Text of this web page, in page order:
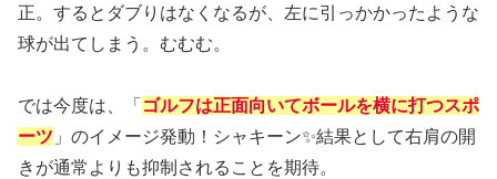
正。するとダブりはなくなるが、左に引っかかったような
球が出てしまう。むむむ。
では今度は、「 ゴルフは正面向いてボールを横に打つスポ
ーツ 」のイメージ発動！シャキーン✨結果として右肩の開
きが通常よりも抑制されることを期待。